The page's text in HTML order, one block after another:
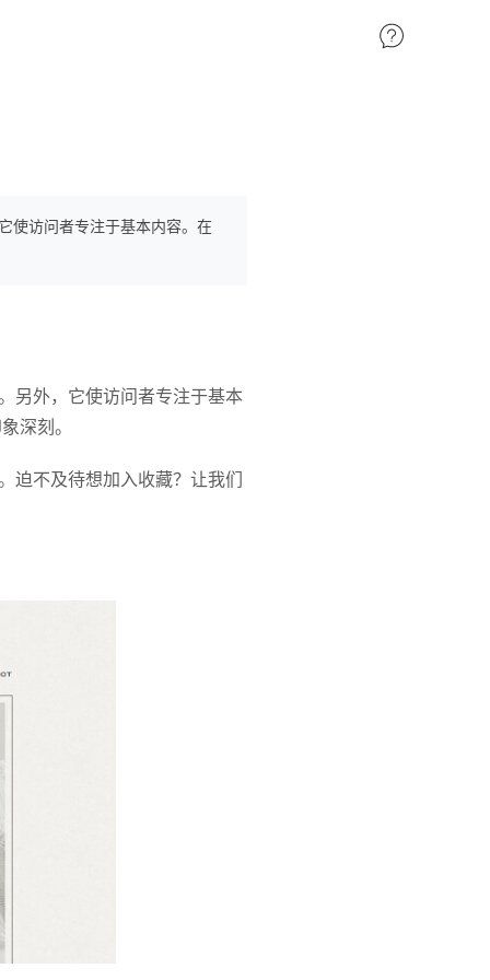
使访问者专注于基本内容。在
另外，它使访问者专注于基本
深刻。
迫不及待想加入收藏？让我们